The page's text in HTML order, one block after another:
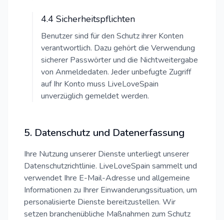
4.4 Sicherheitspflichten
Benutzer sind für den Schutz ihrer Konten
verantwortlich. Dazu gehört die Verwendung
sicherer Passwörter und die Nichtweitergabe
von Anmeldedaten. Jeder unbefugte Zugriff
auf Ihr Konto muss LiveLoveSpain
unverzüglich gemeldet werden.
5. Datenschutz und Datenerfassung
Ihre Nutzung unserer Dienste unterliegt unserer
Datenschutzrichtlinie. LiveLoveSpain sammelt und
verwendet Ihre E-Mail-Adresse und allgemeine
Informationen zu Ihrer Einwanderungssituation, um
personalisierte Dienste bereitzustellen. Wir
setzen branchenübliche Maßnahmen zum Schutz